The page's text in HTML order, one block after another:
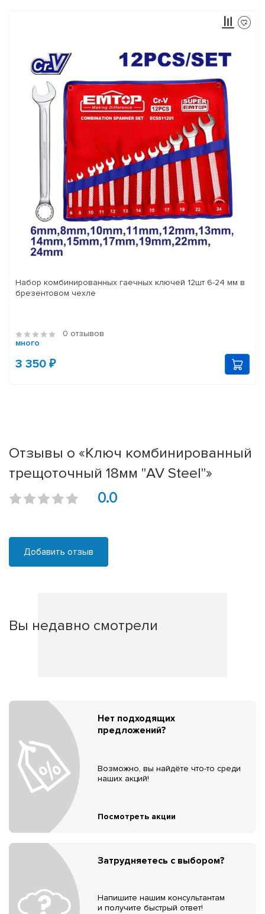
Набор комбинированных гаечных ключей 12шт 6-24 мм в
брезентовом чехле
0 отзывов
много
3 350 ₽
Отзывы о «Ключ комбинированный
трещоточный 18мм "AV Steel"»
0.0
Добавить отзыв
Вы недавно смотрели
Нет подходящих
предложений?
Возможно, вы найдёте что-то среди
наших акций!
Посмотреть акции
Затрудняетесь с выбором?
Напишите нашим консультантам
и получите быстрый ответ!